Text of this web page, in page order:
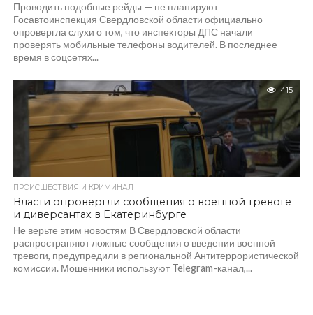
Проводить подобные рейды — не планируют
Госавтоинспекция Свердловской области официально
опровергла слухи о том, что инспекторы ДПС начали
проверять мобильные телефоны водителей. В последнее
время в соцсетях...
415
ПРОИСШЕСТВИЯ И КРИМИНАЛ
Власти опровергли сообщения о военной тревоге
и диверсантах в Екатеринбурге
Не верьте этим новостям В Свердловской области
распространяют ложные сообщения о введении военной
тревоги, предупредили в региональной Антитеррористической
комиссии. Мошенники используют Telegram-канал,...